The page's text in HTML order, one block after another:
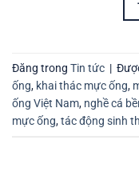
Đăng trong Tin tức |
ống, khai thác mực ống,
ống Việt Nam, nghề cá
mực ống,tác động sinh